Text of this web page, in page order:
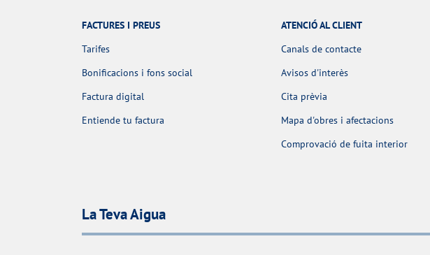
FACTURES I PREUS
Tarifes
Bonificacions i fons social
Factura digital
Entiende tu factura
ATENCIÓ AL CLIENT
Canals de contacte
Avisos d'interès
Cita prèvia
Mapa d'obres i afectacions
Comprovació de fuita interior
La Teva Aigua